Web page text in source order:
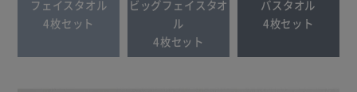
フェイスタオル
4枚セット
ビッグフェイスタオ
ル
4枚セット
バスタオル
4枚セット